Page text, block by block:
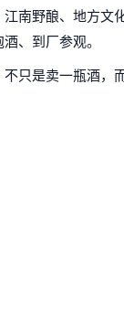
南野酿、地方文
、到厂参观。
只是卖一瓶酒，